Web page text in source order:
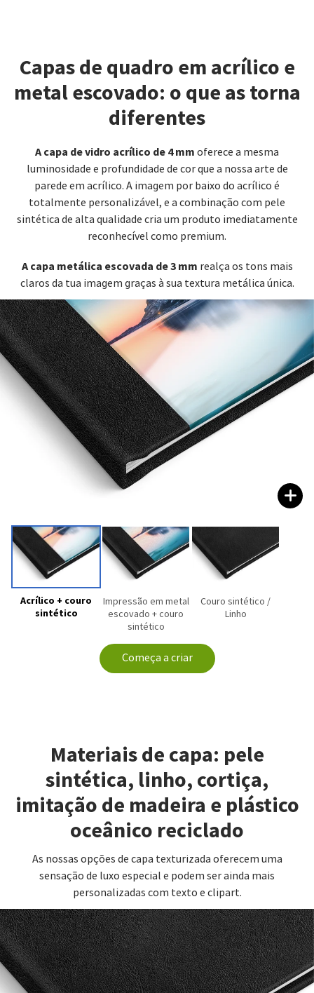
Capas de quadro em acrílico e
metal escovado: o que as torna
diferentes
A capa de vidro acrílico de 4 mm oferece a mesma
luminosidade e profundidade de cor que a nossa arte de
parede em acrílico. A imagem por baixo do acrílico é
totalmente personalizável, e a combinação com pele
sintética de alta qualidade cria um produto imediatamente
reconhecível como premium.
A capa metálica escovada de 3 mm realça os tons mais
claros da tua imagem graças à sua textura metálica única.
Acrílico + couro
sintético
Impressão em metal
escovado + couro
sintético
Couro sintético /
Linho
Começa a criar
Materiais de capa: pele
sintética, linho, cortiça,
imitação de madeira e plástico
oceânico reciclado
As nossas opções de capa texturizada oferecem uma
sensação de luxo especial e podem ser ainda mais
personalizadas com texto e clipart.